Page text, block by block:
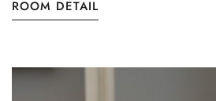
ROOM DETAIL